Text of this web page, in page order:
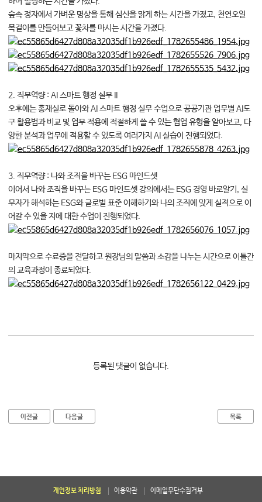
숲속 정자에서 가벼운 명상을 통해 심신을 맑게 하는 시간을 가졌고, 천연오일
목걸이를 만들어보고 꽃차를 마시는 시간을 가졌다.
2. 직무역량 : AI 스마트 행정 실무 II
오후에는 홍재실로 돌아와 AI 스마트 행정 실무 수업으로 공공기관 업무별 AI도
구 활용법과 비교 및 업무 적용에 적절하게 쓸 수 있는 협업 유형을 알아보고, 다
양한 분석과 업무에 적용할 수 있도록 여러가지 AI 실습이 진행되었다.
3. 직무역량 : 나와 조직을 바꾸는 ESG 마인드셋
이어서 나와 조직을 바꾸는 ESG 마인드셋 강의에서는 ESG 경영 바로알기, 실
무자가 해석하는 ESG와 글로벌 표준 이해하기와 나의 조직에 맞게 실적으로 이
어갈 수 있을 지에 대한 수업이 진행되었다.
마지막으로 수료증을 전달하고 원장님의 말씀과 소감을 나누는 시간으로 이틀간
의 교육과정이 종료되었다.
등록된 댓글이 없습니다.
이전글 다음글 목록
개인정보 처리방침 이용약관 이메일무단수집거부